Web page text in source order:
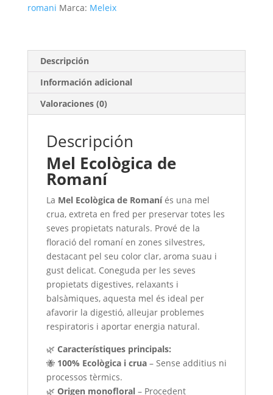
romani Marca: Meleix
Descripción
Información adicional
Valoraciones (0)
Descripción
Mel Ecològica de
Romaní
La Mel Ecològica de Romaníés una mel
crua, extreta en fred per preservar totes les
seves propietats naturals. Prové de la
floració del romaní en zones silvestres,
destacant pel seu color clar, aroma suau i
gust delicat. Coneguda per les seves
propietats digestives, relaxants i
balsàmiques, aquesta mel és ideal per
afavorir la digestió, alleujar problemes
respiratoris i aportar energia natural.
🌿 Característiques principals:
🐝 100% Ecològica i crua– Sense additius ni
processos tèrmics.
🌿 Origen monofloral– Procedent